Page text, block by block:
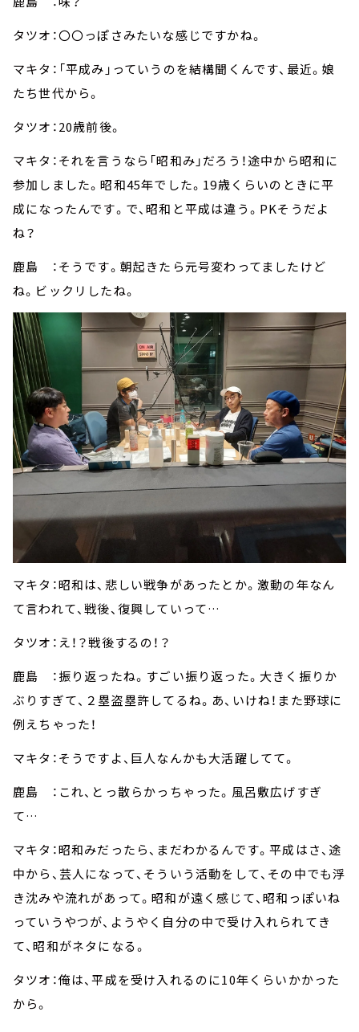
タツオ：〇〇っぽさみたいな感じですかね。
マキタ：「平成み」っていうのを結構聞くんです、最近。娘
たち世代から。
タツオ：20歳前後。
マキタ：それを言うなら「昭和み」だろう！途中から昭和に
参加しました。昭和45年でした。19歳くらいのときに平
成になったんです。で、昭和と平成は違う。PKそうだよ
ね？
鹿島 ：そうです。朝起きたら元号変わってましたけど
ね。ビックリしたね。
マキタ：昭和は、悲しい戦争があったとか。激動の年なん
て言われて、戦後、復興していって…
タツオ：え！？戦後するの！？
鹿島 ：振り返ったね。すごい振り返った。大きく振りか
ぶりすぎて、２塁盗塁許してるね。あ、いけね！また野球に
例えちゃった！
マキタ：そうですよ、巨人なんかも大活躍してて。
鹿島 ：これ、とっ散らかっちゃった。風呂敷広げすぎ
て…
マキタ：昭和みだったら、まだわかるんです。平成はさ、途
中から、芸人になって、そういう活動をして、その中でも浮
き沈みや流れがあって。昭和が遠く感じて、昭和っぽいね
っていうやつが、ようやく自分の中で受け入れられてき
て、昭和がネタになる。
タツオ：俺は、平成を受け入れるのに10年くらいかかった
から。